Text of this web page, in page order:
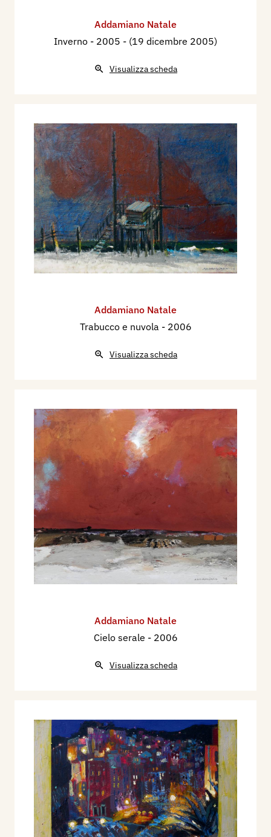
Addamiano Natale
Inverno - 2005 - (19 dicembre 2005)
Visualizza scheda
Addamiano Natale
Trabucco e nuvola - 2006
Visualizza scheda
Addamiano Natale
Cielo serale - 2006
Visualizza scheda